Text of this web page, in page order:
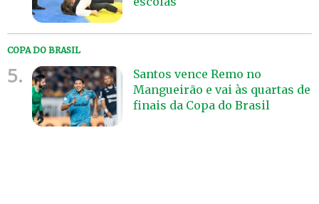
COPA DO BRASIL
5.
Santos vence Remo no
Mangueirão e vai às quartas de
finais da Copa do Brasil